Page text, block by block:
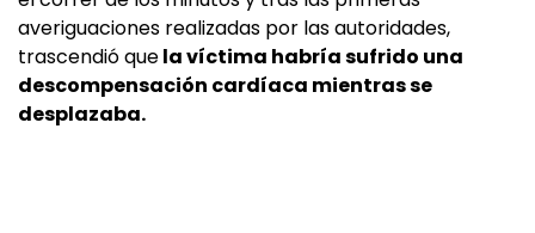
averiguaciones realizadas por las autoridades,
trascendió quela víctima habría sufrido una
descompensación cardíaca mientras se
desplazaba.